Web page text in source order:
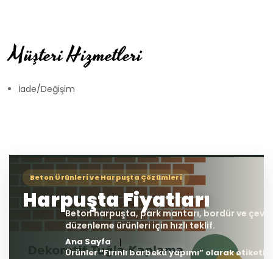
Müşteri Hizmetleri
İade/Değişim
Ana Sayfa
Ürünler “Fırınlı barbekü yapımı” olarak